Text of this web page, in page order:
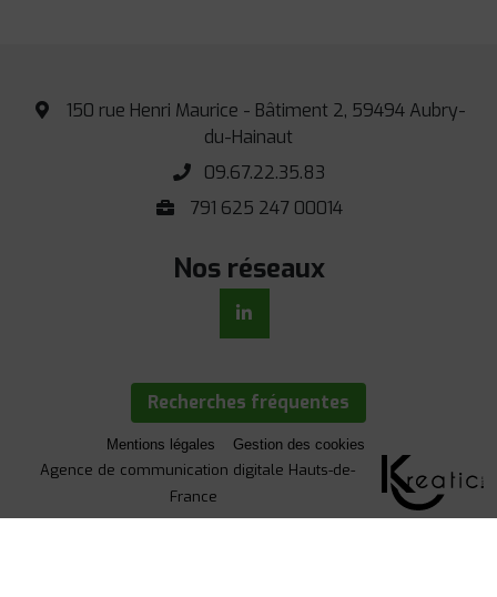
150 rue Henri Maurice - Bâtiment 2, 59494 Aubry-
du-Hainaut
09.67.22.35.83
791 625 247 00014
Nos réseaux
Recherches fréquentes
Mentions légales Gestion des cookies
Agence de communication digitale Hauts-de-
France